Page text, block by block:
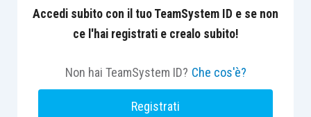
emergere un orientamento giurisprudenziale
diverso. Pertanto, le domande presentate dagli
precedenza respinte in applicazione della
circolare Inps n. 27/2020, saranno oggetto di
riesame su istanza del richiedente. Le nuove
Accedi subito con il tuo TeamSystem ID e se non
ce l'hai registrati e crealo subito!
Non hai TeamSystem ID? Che cos'è?
Registrati